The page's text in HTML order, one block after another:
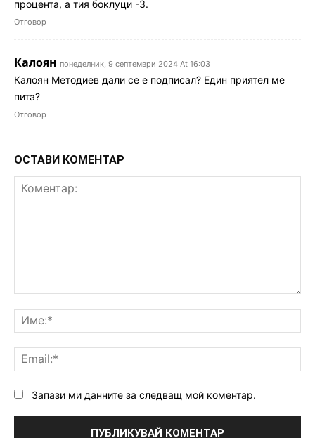
процента, а тия боклуци -3.
Отговор
Калоян понеделник, 9 септември 2024 At 16:03
Калоян Методиев дали се е подписал? Един приятел ме
пита?
Отговор
ОСТАВИ КОМЕНТАР
Запази ми данните за следващ мой коментар.